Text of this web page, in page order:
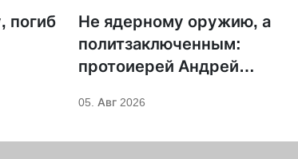
погиб
Не ядерному оружию, а
политзаключенным:
протоиерей Андрей
иное покровительство для
05. Авг 2026